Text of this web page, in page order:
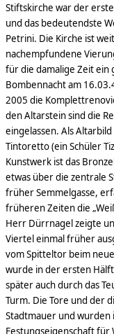
Stiftskirche war der
und das bedeutendste
Petrini. Die Kirche ist
nachempfundene
für die damalige Zeit
Bombennacht am
2005 die
den Altarstein sind die
eingelassen. Als
Tintoretto (ein Schüler
Kunstwerk ist das
etwas über die zentrale
früher Semmelgasse,
früheren Zeiten die
Herr Dürrnagel zeigte
Viertel einmal früher
vom Spitteltor beim
wurde in der ersten
später auch durch das
Turm. Die Tore und der
Stadtmauer und wurden
Festungseigenschaft für